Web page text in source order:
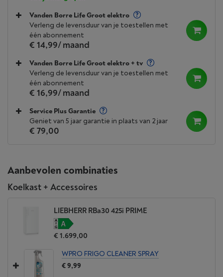
Vanden Borre Life Groot elektro
Verleng de levensduur van je toestellen met
één abonnement
€ 14,99/ maand
Vanden Borre Life Groot elektro + tv
Verleng de levensduur van je toestellen met
één abonnement
€ 16,99/ maand
Service Plus Garantie
Geniet van 5 jaar garantie in plaats van 2 jaar
€ 79,00
Aanbevolen combinaties
Koelkast + Accessoires
LIEBHERR RBa30 425i PRIME
€ 1.699,00
WPRO FRIGO CLEANER SPRAY
€ 9,99